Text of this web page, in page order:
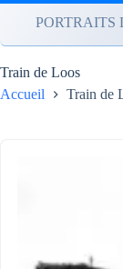
Passer
contenu
PORTRAITS
Train de Loos
Accueil
Train de